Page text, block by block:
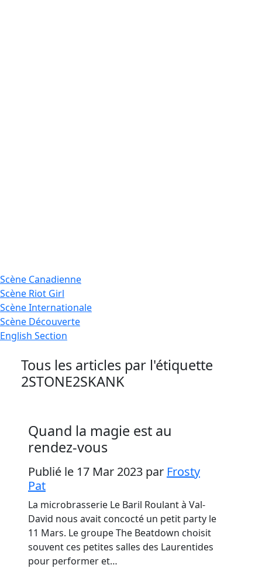
Scène Canadienne
Scène Riot Girl
ScèneInternationale
Scène Découverte
English Section
Tous les articles par l'étiquette
2STONE2SKANK
Quand la magie est au
rendez-vous
Publié le 17 Mar 2023 par Frosty
Pat
La microbrasserie Le Baril Roulant à Val-
David nous avait concocté un petit party le
11 Mars. Le groupe The Beatdown choisit
souvent ces petites salles des Laurentides
pour performer et…